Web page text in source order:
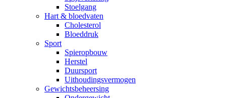
Stoelgang
Hart & bloedvaten
Cholesterol
Bloeddruk
Sport
Spieropbouw
Herstel
Duursport
Uithoudingsvermogen
Gewichtsbeheersing